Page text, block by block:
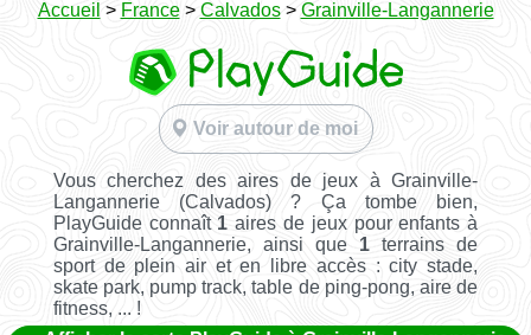
Accueil > France> Calvados> Grainville-Langannerie
Voir autour de moi
Vous cherchez des aires de jeux à Grainville-
Langannerie (Calvados) ? Ça tombe bien,
PlayGuide connaît 1 aires de jeux pour enfants à
Grainville-Langannerie, ainsi que 1 terrains de
sport de plein air et en libre accès : city stade,
skate park, pump track, table de ping-pong, aire de
fitness, ... !